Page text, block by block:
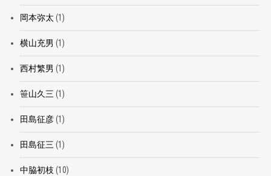
岡本弥太 (1)
横山充男 (1)
西村繁男 (1)
笹山久三 (1)
田島征彦(1)
田島征三 (1)
中脇初枝 (10)